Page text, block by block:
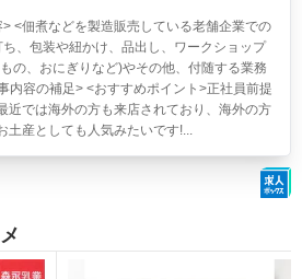
> <佃煮などを製造販売している老舗企業での
、包装や紐かけ、品出し、ワークショップ
の、おにぎりなど)やその他、付随する業務
内容の補足> <おすすめポイント>正社員前提
近では海外の方も来店されており、海外の方
土産としても人気みたいです!...